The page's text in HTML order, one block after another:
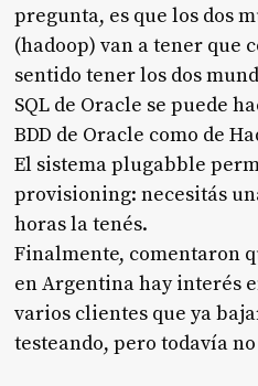
pregunta, es que los dos
(hadoop) van a tener que
sentido tener los dos
SQL de Oracle se puede
BDD de Oracle como de
El sistema plugabble
provisioning: necesitás
horas la tenés.
Finalmente, comentaron
en Argentina hay interés
varios clientes que ya
testeando, pero todavía